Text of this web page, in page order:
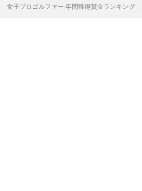
女子プロゴルファー 年間獲得賞金ランキング